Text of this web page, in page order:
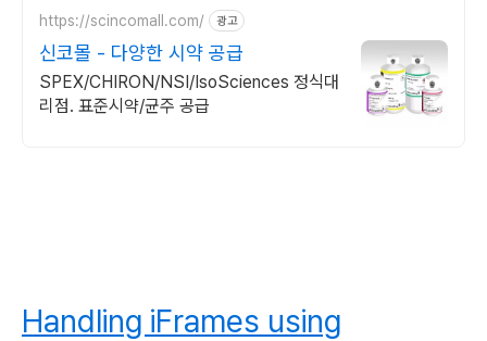
https://scincomall.com/ 광고
신코몰 - 다양한 시약 공급
SPEX/CHIRON/NSI/IsoSciences 정식대
리점. 표준시약/균주 공급
Handling iFrames using